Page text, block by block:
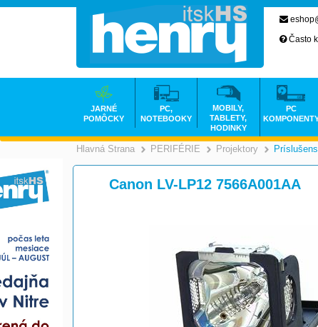
Hlavná Strana >
PERIFÉRIE >
Projektory >
Canon LV-LP12 7566A001AA
Často
JARNÉ
POMÔCKY
PC,
NOTEBOOKY
MOBILY,
TABLETY,
HODINKY
PC